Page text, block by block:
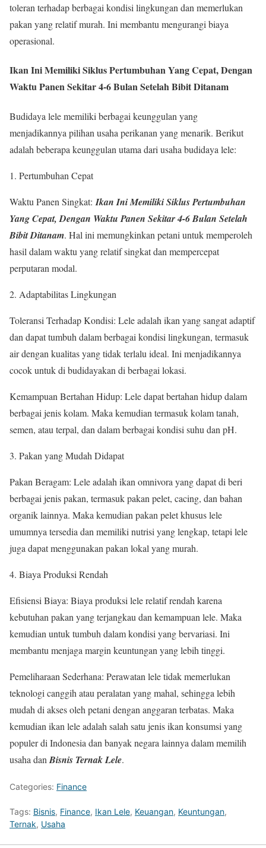
toleran terhadap berbagai kondisi lingkungan dan memerlukan
pakan yang relatif murah. Ini membantu mengurangi biaya
operasional.
Ikan Ini Memiliki Siklus Pertumbuhan Yang Cepat, Dengan
Waktu Panen Sekitar 4-6 Bulan Setelah Bibit Ditanam
Budidaya lele memiliki berbagai keunggulan yang
menjadikannya pilihan usaha perikanan yang menarik. Berikut
adalah beberapa keunggulan utama dari usaha budidaya lele:
Pertumbuhan Cepat
Waktu Panen Singkat: Ikan Ini Memiliki Siklus Pertumbuhan
Yang Cepat, Dengan Waktu Panen Sekitar 4-6 Bulan Setelah
Bibit Ditanam. Hal ini memungkinkan petani untuk memperoleh
hasil dalam waktu yang relatif singkat dan mempercepat
perputaran modal.
Adaptabilitas Lingkungan
Toleransi Terhadap Kondisi: Lele adalah ikan yang sangat adaptif
dan dapat tumbuh dalam berbagai kondisi lingkungan, termasuk
air dengan kualitas yang tidak terlalu ideal. Ini menjadikannya
cocok untuk di budidayakan di berbagai lokasi.
Kemampuan Bertahan Hidup: Lele dapat bertahan hidup dalam
berbagai jenis kolam. Maka kemudian termasuk kolam tanah,
semen, atau terpal, dan dalam berbagai kondisi suhu dan pH.
Pakan yang Mudah Didapat
Pakan Beragam: Lele adalah ikan omnivora yang dapat di beri
berbagai jenis pakan, termasuk pakan pelet, cacing, dan bahan
organik lainnya. Maka kemudian pakan pelet khusus lele
umumnya tersedia dan memiliki nutrisi yang lengkap, tetapi lele
juga dapat menggunakan pakan lokal yang murah.
Biaya Produksi Rendah
Efisiensi Biaya: Biaya produksi lele relatif rendah karena
kebutuhan pakan yang terjangkau dan kemampuan lele. Maka
kemudian untuk tumbuh dalam kondisi yang bervariasi. Ini
membantu menjaga margin keuntungan yang lebih tinggi.
Pemeliharaan Sederhana: Perawatan lele tidak memerlukan
teknologi canggih atau peralatan yang mahal, sehingga lebih
mudah di akses oleh petani dengan anggaran terbatas. Maka
kemudian ikan lele adalah salah satu jenis ikan konsumsi yang
populer di Indonesia dan banyak negara lainnya dalam memilih
usaha dan Bisnis Ternak Lele.
Categories: Finance
Tags: Bisnis, Finance, Ikan Lele, Keuangan, Keuntungan,
Ternak, Usaha